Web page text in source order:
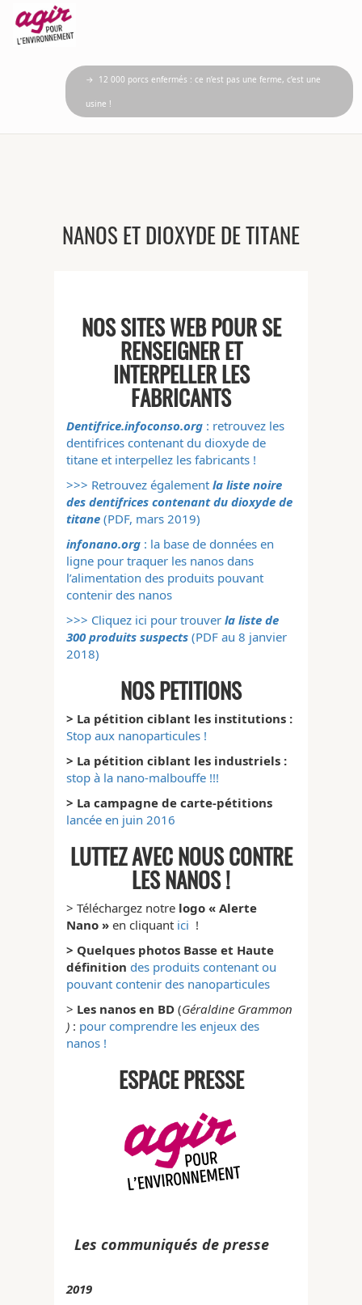
→ 12 000 porcs enfermés : ce n’est pas une ferme, c’est une
usine !
NANOS ET DIOXYDE DE TITANE
NOS SITES WEB POUR SE
RENSEIGNER ET
INTERPELLER LES
FABRICANTS
Dentifrice.infoconso.org : retrouvez les
dentifrices contenant du dioxyde de
titane et interpellez les fabricants !
>>> Retrouvez égalementla liste noire
des dentifrices contenant du dioxyde de
titane (PDF, mars 2019)
infonano.org : la base de données en
ligne pour traquer les nanos dans
l’alimentation des produits pouvant
contenir des nanos
>>> Cliquez ici pour trouver la liste de
300 produits suspects (PDF au 8 janvier
2018)
NOS PETITIONS
> La pétition ciblant les institutions :
Stop aux nanoparticules !
> La pétition ciblant les industriels :
stop à la nano-malbouffe !!!
> La campagne de carte-pétitions
lancée en juin 2016
LUTTEZ AVEC NOUS CONTRE
LES NANOS !
> Téléchargez notre logo « Alerte
Nano » en cliquant ici !
> Quelques photos Basse et Haute
définition des produits contenant ou
pouvant contenir des nanoparticules
> Les nanos en BD (Géraldine Grammon
) : pour comprendre les enjeux des
nanos !
ESPACE PRESSE
Les communiqués de presse
2019